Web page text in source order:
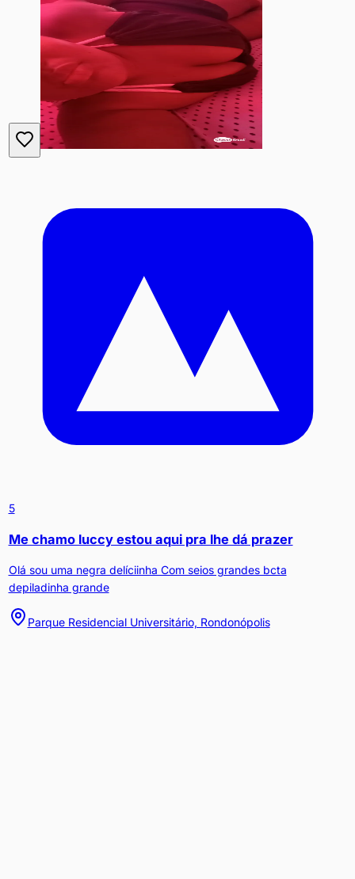
5
Me chamo luccy estou aqui pra lhe dá prazer
Olá sou uma negra delíciinha Com seios grandes bcta
depiladinha grande
Parque Residencial Universitário, Rondonópolis